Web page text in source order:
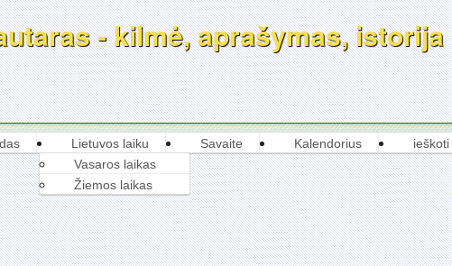
- kilmė, aprašymas,
Lietuvos laiku
Vasaros laikas
Žiemos laikas
Savaite Kalendorius